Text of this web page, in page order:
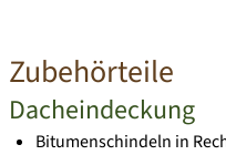
Zubehörteile
Dacheindeckung
Bitumenschindeln in